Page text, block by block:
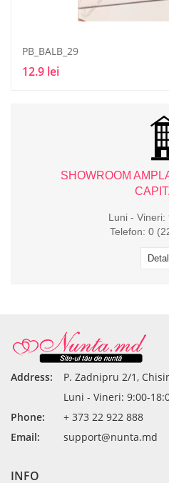
PB_BALB_29
12.9 lei
SHOWROOM
Luni - Vineri:
Telefon: 0
Address:
P. Zadnipru 2/1,
Luni - Vineri: 9:00-
Phone:
+ 373 22 922 888
Email:
support@nunta.md
INFO